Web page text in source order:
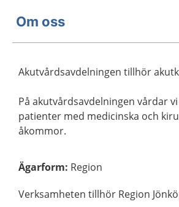
Om oss
Akutvårdsavdelningen tillhör
På akutvårdsavdelningen vårdar
patienter med medicinska och
åkommor.
Ägarform: Region
Verksamheten tillhör Region